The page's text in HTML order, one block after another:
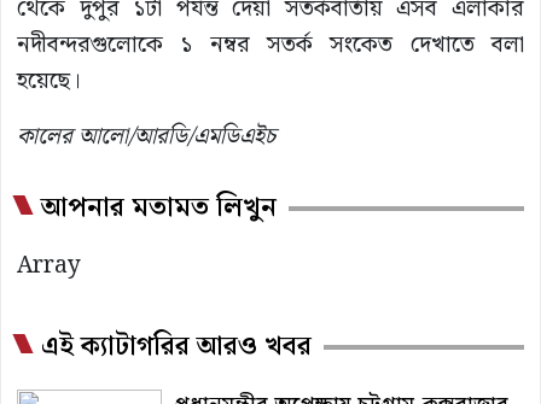
থেকে দুপুর ১টা পর্যন্ত দেয়া সতর্কবার্তায় এসব এলাকার
নদীবন্দরগুলোকে ১ নম্বর সতর্ক সংকেত দেখাতে বলা
হয়েছে।
কালের আলো/আরডি/এমডিএইচ
আপনার মতামত লিখুন
Array
এই ক্যাটাগরির আরও খবর